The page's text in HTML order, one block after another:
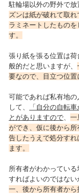
駐輪場以外の野外で
ズンは紙が破れて取
ラミネートしたもの
す。
張り紙を張る位置は
般的だと思いますが、
要なので、目立つ位置
可能であれば私有地
して、
「自分の自転
とがありますので、 一
ができ、仮に後から
告したうえで処分す
ます。
所有者がわかってい
すればよいのではない
一、後から所有者か